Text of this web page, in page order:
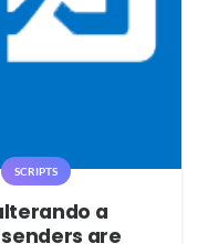
SCRIPTS
a
are